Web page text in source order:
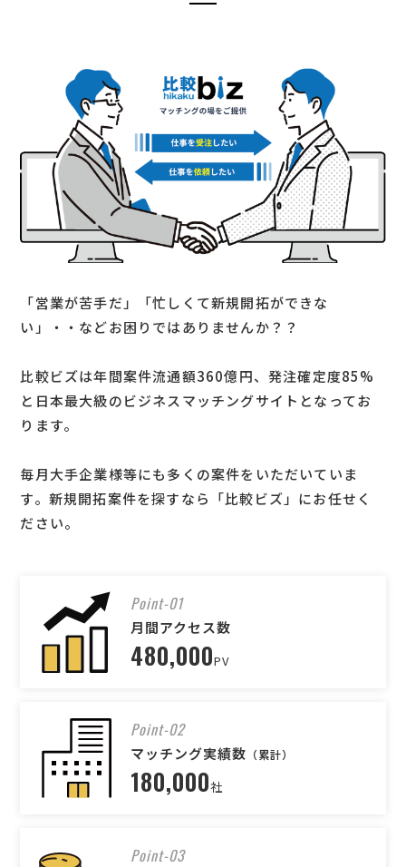
「営業が苦手だ」「忙しくて新規開拓ができな
い」・・などお困りではありませんか？？
比較ビズは年間案件流通額360億円、発注確定度85%
と日本最大級のビジネスマッチングサイトとなってお
ります。
毎月大手企業様等にも多くの案件をいただいていま
す。新規開拓案件を探すなら「比較ビズ」にお任せく
ださい。
Point-01
月間アクセス数
480,000PV
Point-02
マッチング実績数 （累計）
180,000社
Point-03